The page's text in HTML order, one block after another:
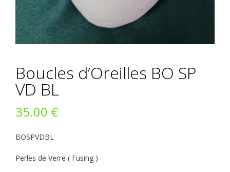
Boucles d’Oreilles BO SP
VD BL
35.00 €
BOSPVDBL
Perles de Verre ( Fusing )